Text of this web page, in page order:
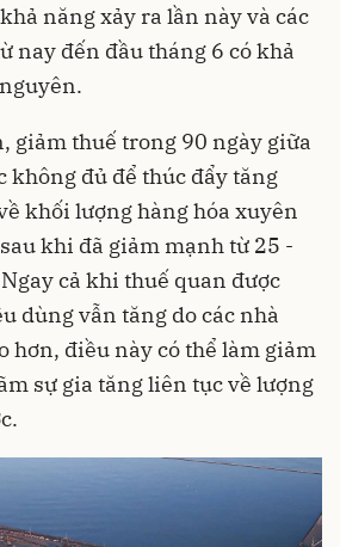
năng xảy ra lần này và các
nay đến đầu tháng 6 có khả
giảm thuế trong 90 ngày giữa
không đủ để thúc đẩy tăng
khối lượng hàng hóa xuyên
khi đã giảm mạnh từ 25 -
cả khi thuế quan được
dùng vẫn tăng do các nhà
hơn, điều này có thể làm giảm
sự gia tăng liên tục về lượng